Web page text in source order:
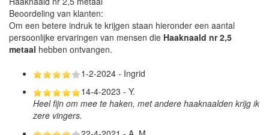
Beoordeling van klanten:
Om een betere indruk te krijgen staan hieronder een aantal
persoonlijke ervaringen van mensen die Haaknaald nr 2,5
metaal hebben ontvangen.
1-2-2024 - Ingrid
14-4-2023 - Y.
Heel fijn om mee te haken, met andere haaknaalden krijg ik
zere vingers.